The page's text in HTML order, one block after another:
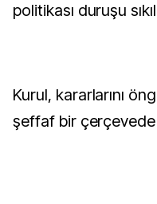
politikası duruşu
Kurul, kararlarını
şeffaf bir çerçevede